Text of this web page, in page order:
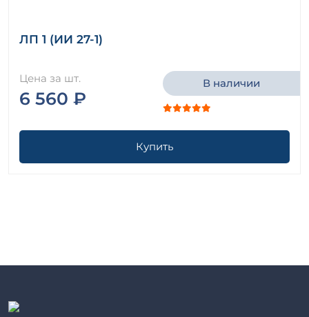
ЛП 1 (ИИ 27-1)
Цена за шт.
6 560 ₽
В наличии
Купить